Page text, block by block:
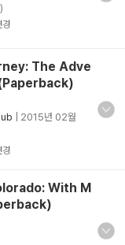
경
The Adve
2015년 02월
경
With M